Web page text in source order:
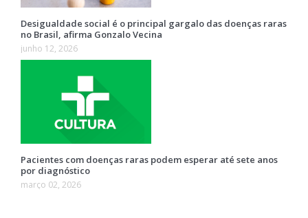
Desigualdade social é o principal gargalo das doenças raras
no Brasil, afirma Gonzalo Vecina
junho 12, 2026
Pacientes com doenças raras podem esperar até sete anos
por diagnóstico
março 02, 2026